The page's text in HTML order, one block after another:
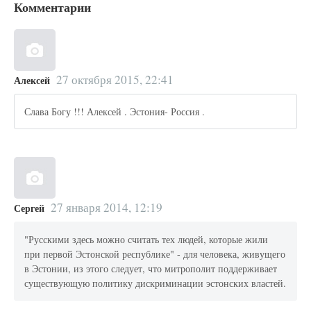
Комментарии
Алексей 27 октября 2015, 22:41
Слава Богу !!! Алексей . Эстония- Россия .
Сергей 27 января 2014, 12:19
"Русскими здесь можно считать тех людей, которые жили
при первой Эстонской республике" - для человека, живущего
в Эстонии, из этого следует, что митрополит поддерживает
существующую политику дискриминации эстонских властей.